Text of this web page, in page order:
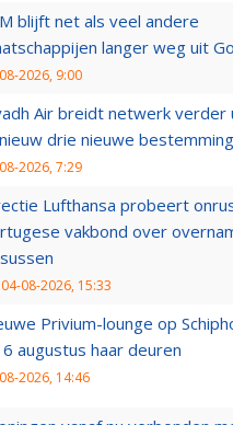
blijft net als veel andere
langer weg uit
2026, 9:00
Air breidt netwerk verder
drie nieuwe
2026, 7:29
Lufthansa probeert
vakbond over
04-08-2026, 15:33
Privium-lounge op
augustus haar deuren
2026, 14:46